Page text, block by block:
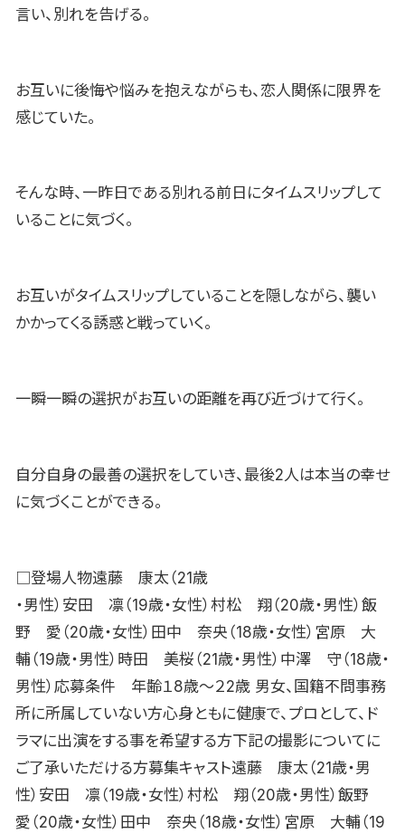
言い、別れを告げる。
お互いに後悔や悩みを抱えながらも、恋人関係に限界を
感じていた。
そんな時、一昨日である別れる前日にタイムスリップして
いることに気づく。
お互いがタイムスリップしていることを隠しながら、襲い
かかってくる誘惑と戦っていく。
一瞬一瞬の選択がお互いの距離を再び近づけて行く。
自分自身の最善の選択をしていき、最後2人は本当の幸せ
に気づくことができる。
□登場人物遠藤 康太（21歳
・男性）安田 凛（19歳・女性）村松 翔（20歳・男性）飯
野 愛（20歳・女性）田中 奈央（18歳・女性）宮原 大
輔（19歳・男性）時田 美桜（21歳・男性）中澤 守（18歳・
男性）応募条件 年齢１8歳〜２2歳 男女、国籍不問事務
所に所属していない方心身ともに健康で、プロとして、ド
ラマに出演をする事を希望する方下記の撮影についてに
ご了承いただける方募集キャスト遠藤 康太（21歳・男
性）安田 凛（19歳・女性）村松 翔（20歳・男性）飯野
愛（20歳・女性）田中 奈央（18歳・女性）宮原 大輔（19